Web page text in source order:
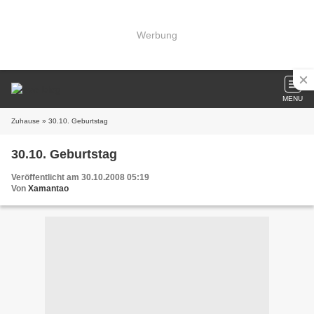
Werbung
MENU
Zuhause » 30.10. Geburtstag
30.10. Geburtstag
Veröffentlicht am 30.10.2008 05:19
Von Xamantao